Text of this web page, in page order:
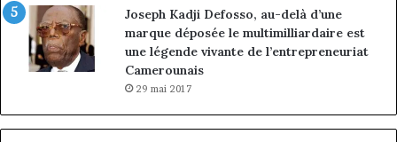
Joseph Kadji Defosso, au-delà d’une
marque déposée le multimilliardaire est
une légende vivante de l’entrepreneuriat
Camerounais
29 mai 2017